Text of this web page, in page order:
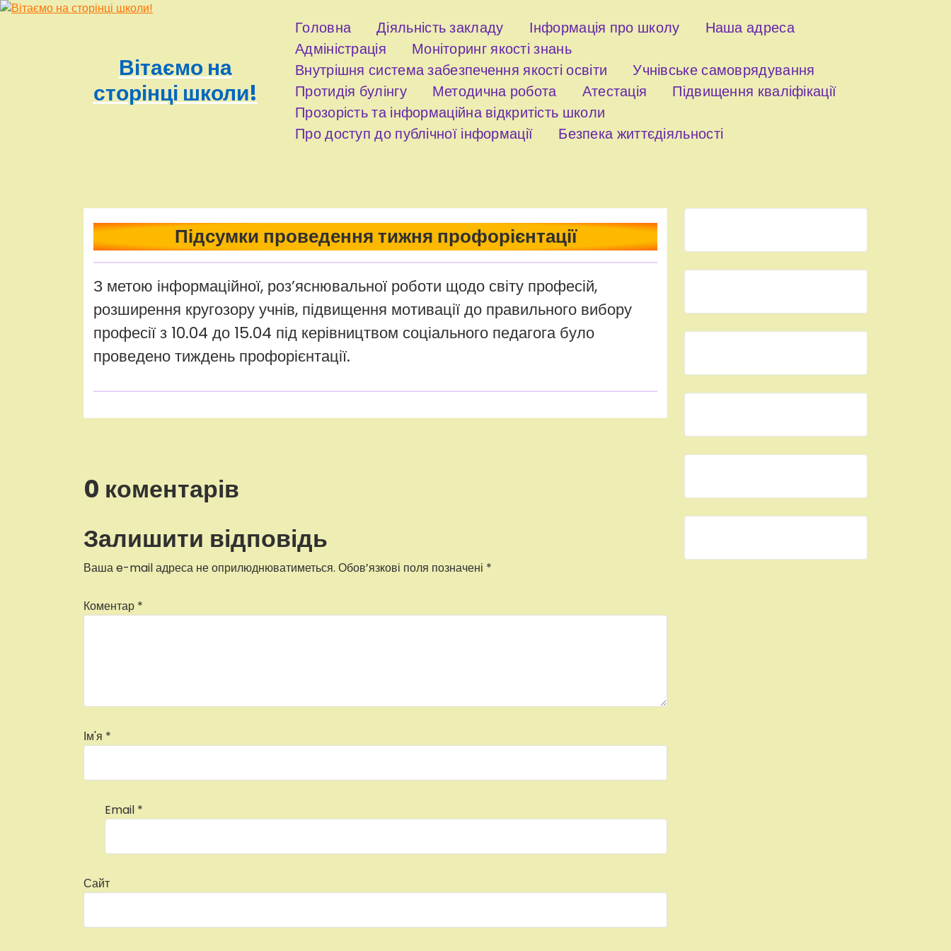
Перейти
Вітаємо на
сторінці школи!
Головна Діяльність закладу Інформація про школу
Наша адреса
Адміністрація
Моніторинг якості знань
Внутрішня система забезпечення якості освіти
Учнівське самоврядування
Протидія булінгу
Методична робота Атестація
Підвищення кваліфікації
Прозорість та інформаційна відкритість школи
Про доступ до публічної інформації
Безпека життєдіяльності
Uncategorized Підсумки проведення тижня профорієнтації
З метою інформаційної, роз’яснювальної роботи щодо світу професій,
розширення кругозору учнів, підвищення мотивації до правильного вибору
професії з 10.04 до 15.04 під керівництвом соціального педагога було
проведено тиждень профорієнтації.
0 коментарів
Залишити відповідь
Ваша e-mail адреса не оприлюднюватиметься. Обов’язкові поля позначені *
Коментар *
Ім'я *
Email *
Сайт